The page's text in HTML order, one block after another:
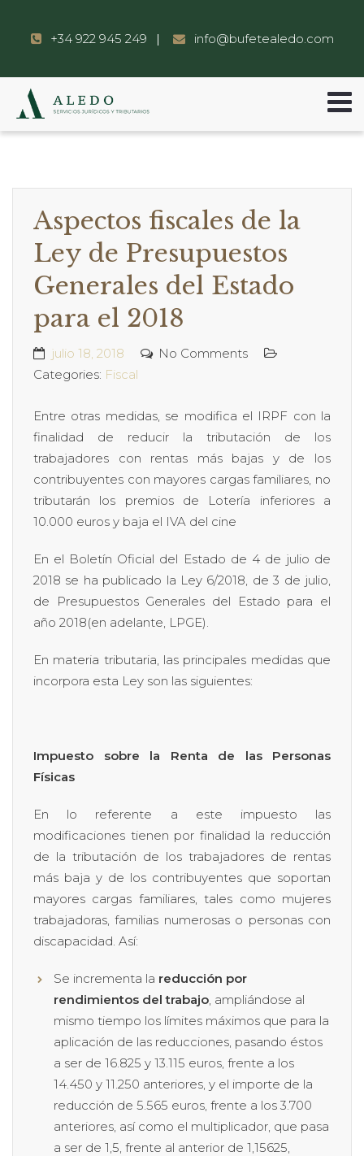
+34 922 945 249 info@bufetealedo.com
Aspectos fiscales de la
Ley de Presupuestos
Generales del Estado
para el 2018
julio 18, 2018
No Comments
Categories: Fiscal
Entre otras medidas, se modifica el IRPF con la
finalidad de reducir la tributación de los
trabajadores con rentas más bajas y de los
contribuyentes con mayores cargas familiares, no
tributarán los premios de Lotería inferiores a
10.000 euros y baja el IVA del cine
En el Boletín Oficial del Estado de 4 de julio de
2018 se ha publicado la Ley 6/2018, de 3 de julio,
de Presupuestos Generales del Estado para el
año 2018(en adelante, LPGE).
En materia tributaria, las principales medidas que
incorpora esta Ley son las siguientes:
Impuesto sobre la Renta de las Personas
Físicas
En lo referente a este impuesto las
modificaciones tienen por finalidad la reducción
de la tributación de los trabajadores de rentas
más baja y de los contribuyentes que soportan
mayores cargas familiares, tales como mujeres
trabajadoras, familias numerosas o personas con
discapacidad. Así:
Se incrementa la reducción por
rendimientos del trabajo, ampliándose al
mismo tiempo los límites máximos que para la
aplicación de las reducciones, pasando éstos
a ser de 16.825 y 13.115 euros, frente a los
14.450 y 11.250 anteriores, y el importe de la
reducción de 5.565 euros, frente a los 3.700
anteriores, así como el multiplicador, que pasa
a ser de 1,5, frente al anterior de 1,15625,